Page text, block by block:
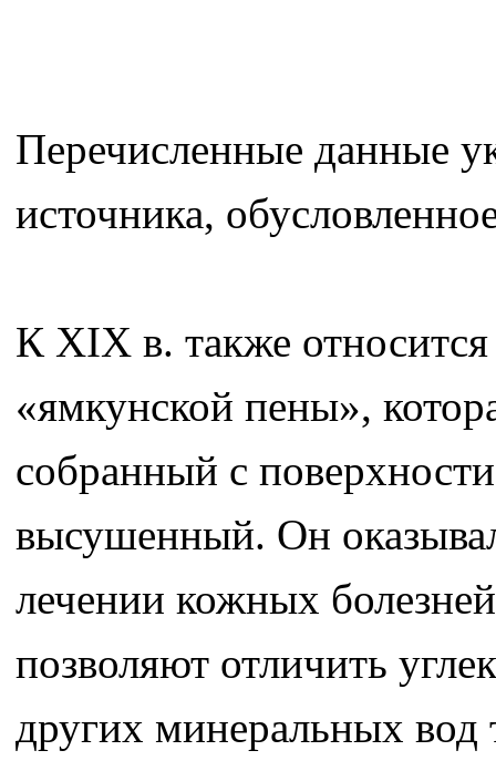
Перечисленные данные
источника,
К XIX в. также
«ямкунской пены»,
собранный с
высушенный. Он
лечении кожных
позволяют отличить
других минеральных вод